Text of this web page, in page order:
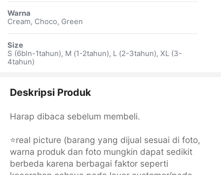
Warna
Cream, Choco, Green
Size
S (6bln-1tahun), M (1-2tahun), L (2-3tahun), XL (3-
4tahun)
Deskripsi Produk
Harap dibaca sebelum membeli.
⭐️real picture (barang yang dijual sesuai di foto,
warna produk dan foto mungkin dapat sedikit
berbeda karena berbagai faktor seperti